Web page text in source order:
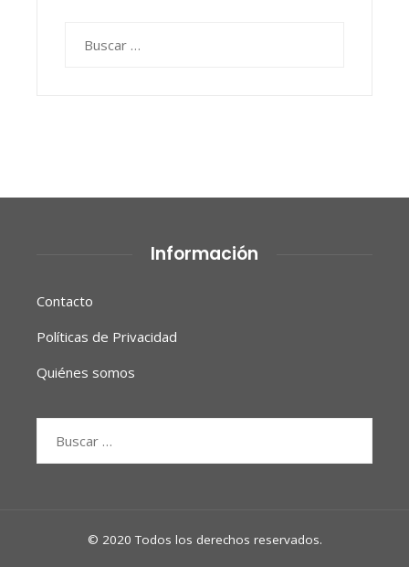
Información
Contacto
Políticas de Privacidad
Quiénes somos
© 2020 Todos los derechos reservados.